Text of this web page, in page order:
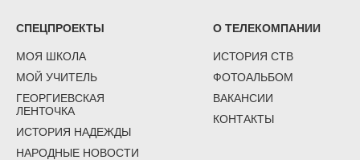
СПЕЦПРОЕКТЫ
МОЯ ШКОЛА
МОЙ УЧИТЕЛЬ
ГЕОРГИЕВСКАЯ
ЛЕНТОЧКА
ИСТОРИЯ НАДЕЖДЫ
НАРОДНЫЕ НОВОСТИ
О ТЕЛЕКОМПАНИИ
ИСТОРИЯ СТВ
ФОТОАЛЬБОМ
ВАКАНСИИ
КОНТАКТЫ